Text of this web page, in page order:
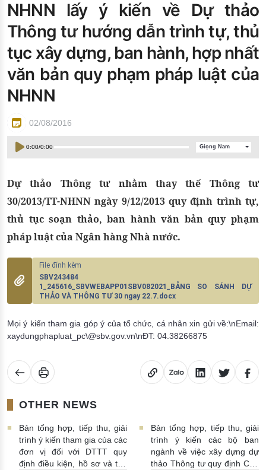
Đào tạo ISO
NHNN lấy ý kiến về Dự thảo
Thông tư hướng dẫn trình tự, thủ
tục xây dựng, ban hành, hợp nhất
văn bản quy phạm pháp luật của
NHNN
02/08/2016
0:00/0:00 Giọng Nam
Dự thảo Thông tư nhằm thay thế Thông tư
30/2013/TT-NHNN ngày 9/12/2013 quy định trình tự,
thủ tục soạn thảo, ban hành văn bản quy phạm
pháp luật của Ngân hàng Nhà nước.
SBV243484
1_245616_SBVWEBAPP01SBV082021_BẢNG SO SÁNH DỰ
THẢO VÀ THÔNG TƯ 30 ngay 22.7.docx
Mọi ý kiến tham gia góp ý của tổ chức, cá nhân xin gửi về:\nEmail:
xaydungphapluat_pc\@sbv.gov.vn\nĐT: 04.38266875
OTHER NEWS
Bản tổng hợp, tiếp thu, giải
trình ý kiến tham gia của các
đơn vị đối với DTTT quy
định điều kiện, hồ sơ và thủ
Bản tổng hợp, tiếp thu, giải
trình ý kiến các bộ ban
ngành về việc xây dựng dự
thảo Thông tư quy định Chế